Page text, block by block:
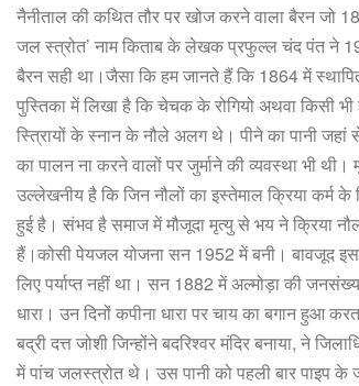
नैनीतालकीकथिततौरपरखोजकरनेवालाबैरनजो
जलस्त्रोत’ नामकिताबकेलेखकप्रफुल्लचंदपंतने
बैरनसही था।जैसाकिहमजानतेहैंकि 1864में
पुस्तिकामेंलिखाहैकिचेचककेरोगियोअथवाकिसीभी
स्त्रिायोंकेस्नानकेनौलेअलग थे। पीनेकापानीजहां
कापालननाकरनेवालोंपरजुर्मानेकीव्यवस्थाभी थी।
उल्लेखनीयहैकिजिननौलोंकाइस्तेमालक्रियाकर्मके
हुईहै। संभवहैसमाजमेंमौजूदामृत्युसेभयनेक्रिया
हैं।कोसीपेयजलयोजनासन1952 मेंबनी। बावजूद
लिएपर्याप्तनहीं था। सन1882 मेंअल्मोड़ाकी
धारा। उनदिनोंकपीनाधारापरचायकाबगानहुआ
बद्रीदत्तजोशीजिन्होंनेबदरिश्वरमंदिरबनाया, ने
मेंपांचजलस्त्रोत थे। उसपानीकोपहलीबारपाइपके